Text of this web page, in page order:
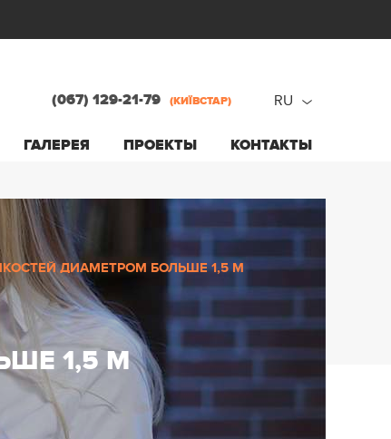
ГАЛЕРЕЯ ПРОЕКТЫ КОНТАКТЫ
(067) 129-21-79 (КИЇВСТАР)
RU
ua
1,5 М
ДИАМЕТРОМ БОЛЬШЕ 1,5 М